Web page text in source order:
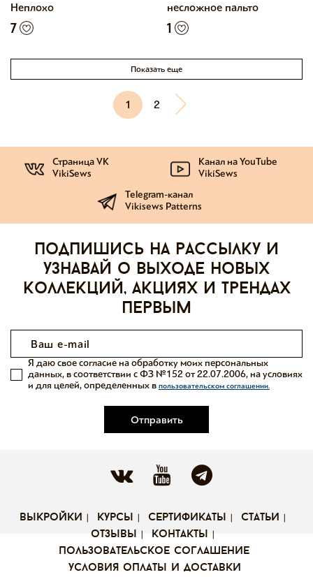
Неплохо
7
несложное пальто
1
Показать еще
1 2
Страница VK
VikiSews
Канал на YouTube
VikiSews
Telegram-канал
Vikisews Patterns
Подпишись на рассылку и
узнавай о выходе новых
коллекций, акциях и трендах
первым
Отправить
Я даю свое согласие на обработку моих персональных
данных, в соответствии с ФЗ №152 от 22.07.2006, на условиях
и для целей, определенных в пользовательском соглашении.
выкройки курсы сертификаты
статьи
отзывы
контакты
пользовательское соглашение
условия оплаты и доставки